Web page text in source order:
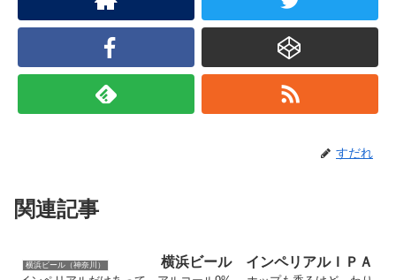
すだれ
関連記事
横浜ビール（神奈川） 横浜ビール インペリアルＩＰＡ